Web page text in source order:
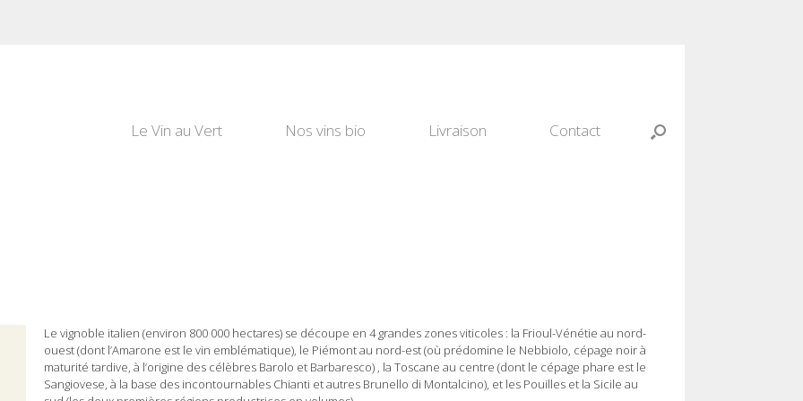
Le Vin au Vert Nos vins bio Livraison Contact
Le vignoble italien (environ 800 000 hectares) se découpe en 4 grandes zones viticoles : la Frioul-Vénétie au nord-
ouest (dont l’Amarone est le vin emblématique), le Piémont au nord-est (où prédomine le Nebbiolo, cépage noir à
maturité tardive, à l’origine des célèbres Barolo et Barbaresco) , la Toscane au centre (dont le cépage phare est le
Sangiovese, à la base des incontournables Chianti et autres Brunello di Montalcino), et les Pouilles et la Sicile au